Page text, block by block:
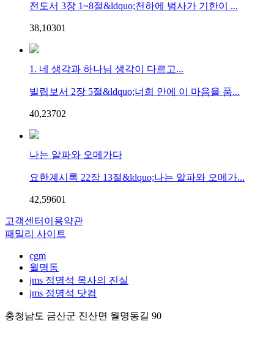
전도서 3장 1~8절&ldquo;천하에 범사가 기한이 ...
38,10301
1. 네 생각과 하나님 생각이 다르고...
빌립보서 2장 5절&ldquo;너희 안에 이 마음을 품...
40,23702
나는 알파와 오메가다
요한계시록 22장 13절&ldquo;나는 알파와 오메가...
42,59601
고객센터 이용약관
패밀리 사이트
cgm
월명동
jms 정명석 목사의 진실
jms 정명석 닷컴
충청남도 금산군 진산면 월명동길 90